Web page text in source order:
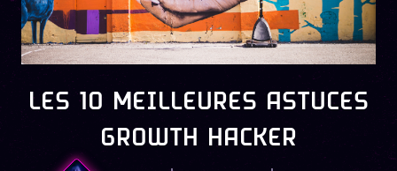
LES 10 MEILLEURES ASTUCES
GROWTH HACKER